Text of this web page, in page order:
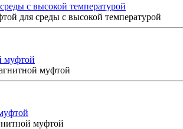
с высокой температурой
для среды с высокой температурой
муфтой
муфтой
муфтой